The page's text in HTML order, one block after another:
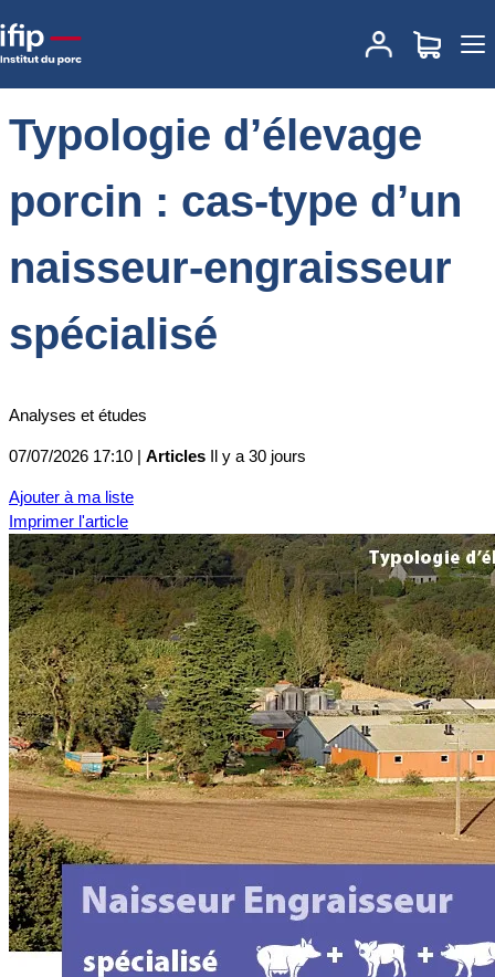
Accueil
Typologie d’élevage porcin : cas-type d’un
naisseur-engraisseur spécialisé
Typologie d’élevage
porcin : cas-type d’un
naisseur-engraisseur
spécialisé
Analyses et études
07/07/2026 17:10 | Articles Il y a 30 jours
Ajouter à ma liste
Imprimer l'article